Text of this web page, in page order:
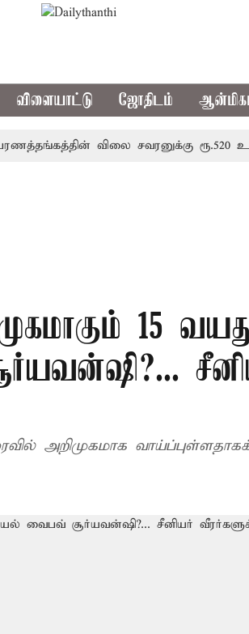
விளையாட்டு ஜோதிடம்
விலை சவரனுக்கு ரூ.520 உயர்ந்து
15
அறிமுகமாக